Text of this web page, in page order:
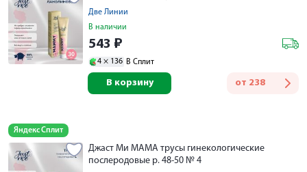
Две Линии
В наличии
543 ₽
4 × 136 В Сплит
от 238
В корзину
Яндекс Сплит
Джаст Ми МАМА трусы гинекологические
послеродовые р. 48-50 № 4